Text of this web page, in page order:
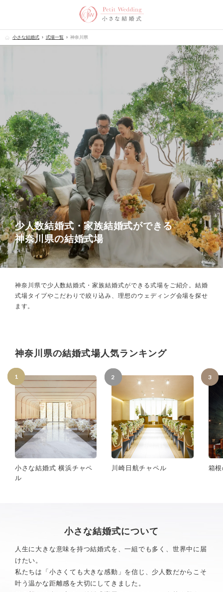
小さな結婚式 式場一覧 神奈川県
少人数結婚式・家族結婚式ができる
神奈川県の結婚式場
神奈川県で少人数結婚式・家族結婚式ができる式場をご紹介。結婚
式場タイプやこだわりで絞り込み、理想のウェディング会場を探せ
ます。
神奈川県の結婚式場人気ランキング
1
小さな結婚式 横浜チャペ
ル
2
川崎日航チャペル
3
箱
小さな結婚式について
人生に大きな意味を持つ結婚式を、一組でも多く、世界中に届
けたい。
私たちは「小さくても大きな感動」を信じ、少人数だからこそ
叶う温かな距離感を大切にしてきました。